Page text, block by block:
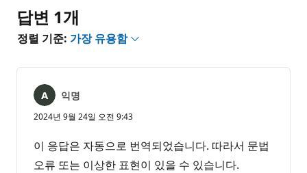
음
답변 1개
정렬 기준: 가장 유용함
익명
2024년 9월 24일 오전 9:43
이 응답은 자동으로 번역되었습니다. 따라서 문법
오류 또는 이상한 표현이 있을 수 있습니다.